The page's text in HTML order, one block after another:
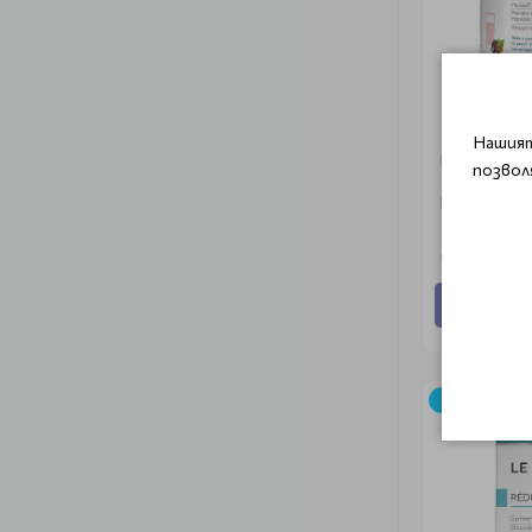
Контрол
Morosil®,
карнитин
€ 34.00